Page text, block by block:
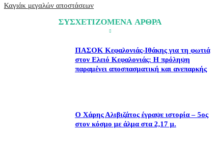
Καγιάκ μεγαλών αποστάσεων
ΣΥΣΧΕΤΙΖΟΜΕΝΑ ΑΡΘΡΑ
ΠΑΣΟΚ Κεφαλονιάς-Ιθάκης για τη φωτιά
στον Ελειό Κεφαλονιάς: Η πρόληψη
παραμένει αποσπασματική και ανεπαρκής
Ο Χάρης Αλιβιζάτος έγραψε ιστορία – 5ος
στον κόσμο με άλμα στα 2,17 μ.